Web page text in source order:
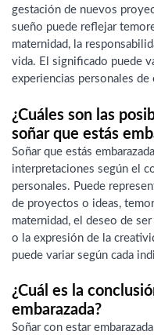
gestación de nuevos
sueño puede reflejar
maternidad, la
vida. El significado puede
experiencias personales de
¿Cuáles son las
soñar que estás
Soñar que estás
interpretaciones según el
personales. Puede
de proyectos o ideas,
maternidad, el deseo de
o la expresión de la
puede variar según cada
¿Cuál es la
embarazada?
Soñar con estar